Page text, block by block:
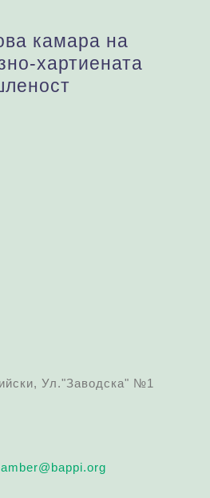
камара на
хартиената
Ул."Заводска" №1